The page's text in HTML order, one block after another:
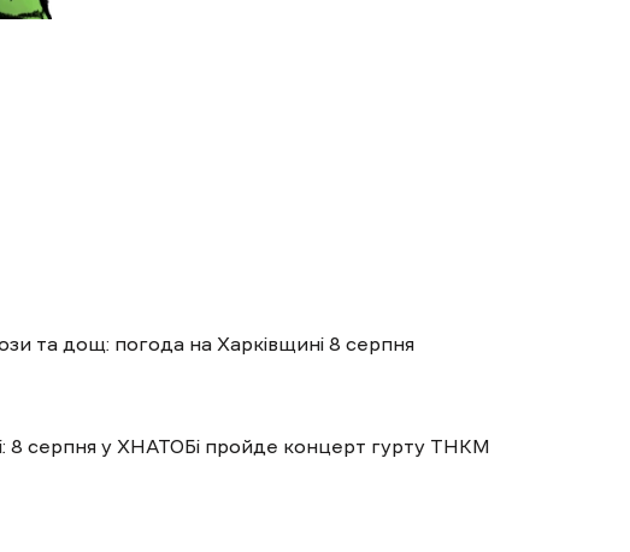
та дощ: погода на Харківщині 8 серпня
8 серпня у ХНАТОБі пройде концерт гурту ТНКМ